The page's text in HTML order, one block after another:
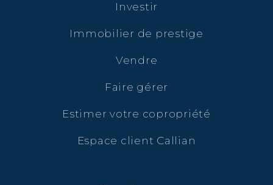
Investir
Immobilier de prestige
Vendre
Faire gérer
Estimer votre copropriété
Espace client Callian